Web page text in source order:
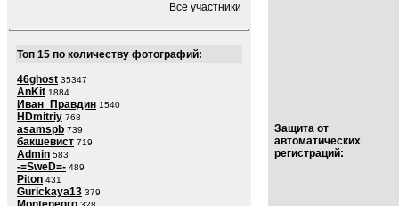
Все участники
Топ 15 по количеству фотографий:
46ghost 35347
AnKit 1884
Иван_Правдин 1540
HDmitriy 768
asamspb 739
бакшевист 719
Admin 583
-=SweD=- 489
Piton 431
Gurickaya13 379
Защита от
автоматических
регистраций: